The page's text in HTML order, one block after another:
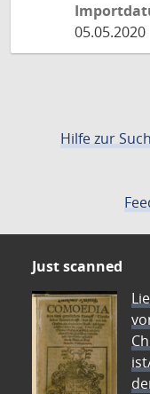
05.05.2020
Hilfe zur
Just scanned